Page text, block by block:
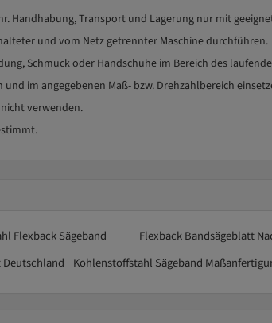
Handhabung, Transport und Lagerung nur mit
und vom Netz getrennter Maschine durchführen.
Schmuck oder Handschuhe im Bereich des
im angegebenen Maß- bzw. Drehzahlbereich
verwenden.
Flexback Sägeband Flexback Bandsägeblatt
Kohlenstoffstahl Sägeband